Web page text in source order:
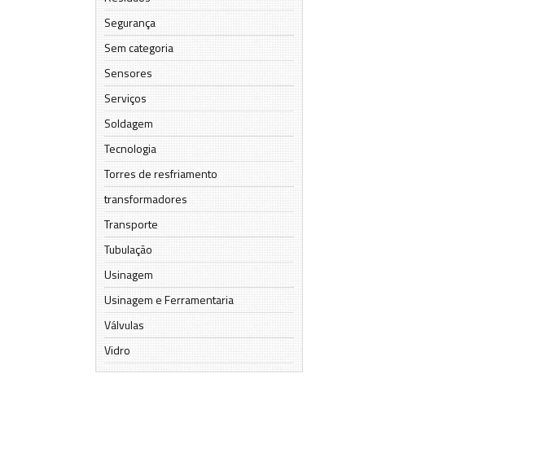
Segurança
Sem categoria
Sensores
Serviços
Soldagem
Tecnologia
Torres de resfriamento
transformadores
Transporte
Tubulação
Usinagem
Usinagem e Ferramentaria
Válvulas
Vidro